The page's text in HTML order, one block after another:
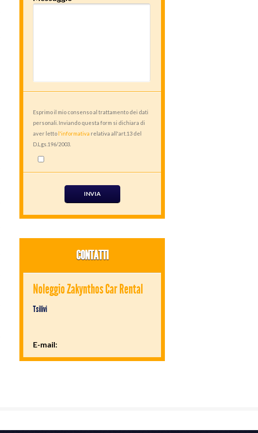
Esprimo il mio consenso al trattamento dei dati
personali. Inviando questa form si dichiara di
aver letto l'informativa relativa all'art.13 del
D.Lgs.196/2003.
CONTATTI
Noleggio Zakynthos Car Rental
Tsilivi
E-mail: